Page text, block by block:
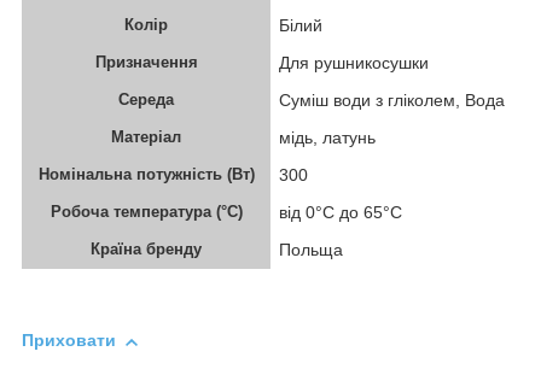
Колір Білий
Призначення Для рушникосушки
Середа Суміш води з гліколем, Вода
Матеріал мідь, латунь
Номінальна потужність (Вт) 300
Робоча температура (°С) від 0°C до 65°C
Країна бренду Польща
Приховати